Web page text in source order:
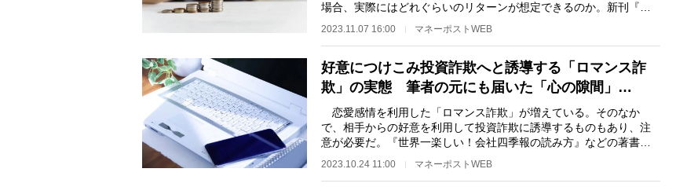
場合、実際にはどれぐらいのリターンが想定できるのか。新刊『新
2023.11.07 16:00 マネーポストWEB
好意につけこみ投資詐欺へと誘導する「ロマンス詐
欺」の実態 筆者の元にも届いた「心の隙間」…
恋愛感情を利用した「ロマンス詐欺」が増えている。そのなか
で、相手からの好意を利用して投資詐欺に誘導するものもあり、注
意が必要だ。『世界一楽しい！会社四季報の読み方』などの著書が
2023.10.24 11:00 マネーポストWEB